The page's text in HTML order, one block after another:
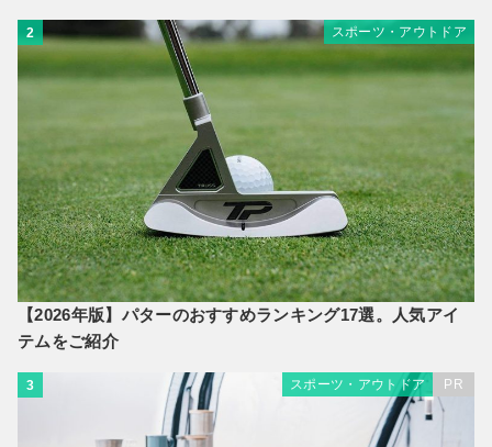
2 スポーツ・アウトドア
【2026年版】パターのおすすめランキング17選。人気アイ
テムをご紹介
3 スポーツ・アウトドア PR